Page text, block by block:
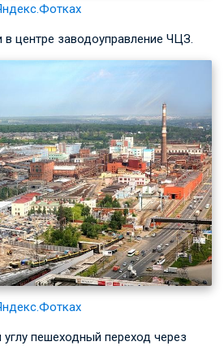
центре заводоуправление ЧЦЗ.
пешеходный переход через